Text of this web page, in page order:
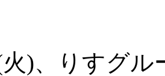
火)、りすグ